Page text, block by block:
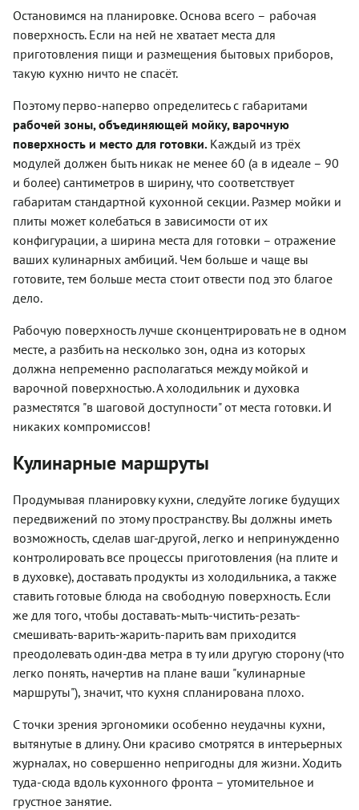
Остановимся на планировке. Основа всего – рабочая
поверхность. Если на ней не хватает места для
приготовления пищи и размещения бытовых приборов,
такую кухню ничто не спасёт.
Поэтому перво-наперво определитесь с габаритами
рабочей зоны, объединяющей мойку, варочную
поверхность и место для готовки. Каждый из трёх
модулей должен быть никак не менее 60 (а в идеале – 90
и более) сантиметров в ширину, что соответствует
габаритам стандартной кухонной секции. Размер мойки и
плиты может колебаться в зависимости от их
конфигурации, а ширина места для готовки – отражение
ваших кулинарных амбиций. Чем больше и чаще вы
готовите, тем больше места стоит отвести под это благое
дело.
Рабочую поверхность лучше сконцентрировать не в одном
месте, а разбить на несколько зон, одна из которых
должна непременно располагаться между мойкой и
варочной поверхностью. А холодильник и духовка
разместятся "в шаговой доступности" от места готовки. И
никаких компромиссов!
Кулинарные маршруты
Продумывая планировку кухни, следуйте логике будущих
передвижений по этому пространству. Вы должны иметь
возможность, сделав шаг-другой, легко и непринужденно
контролировать все процессы приготовления (на плите и
в духовке), доставать продукты из холодильника, а также
ставить готовые блюда на свободную поверхность. Если
же для того, чтобы доставать-мыть-чистить-резать-
смешивать-варить-жарить-парить вам приходится
преодолевать один-два метра в ту или другую сторону (что
легко понять, начертив на плане ваши "кулинарные
маршруты"), значит, что кухня спланирована плохо.
С точки зрения эргономики особенно неудачны кухни,
вытянутые в длину. Они красиво смотрятся в интерьерных
журналах, но совершенно непригодны для жизни. Ходить
туда-сюда вдоль кухонного фронта – утомительное и
грустное занятие.